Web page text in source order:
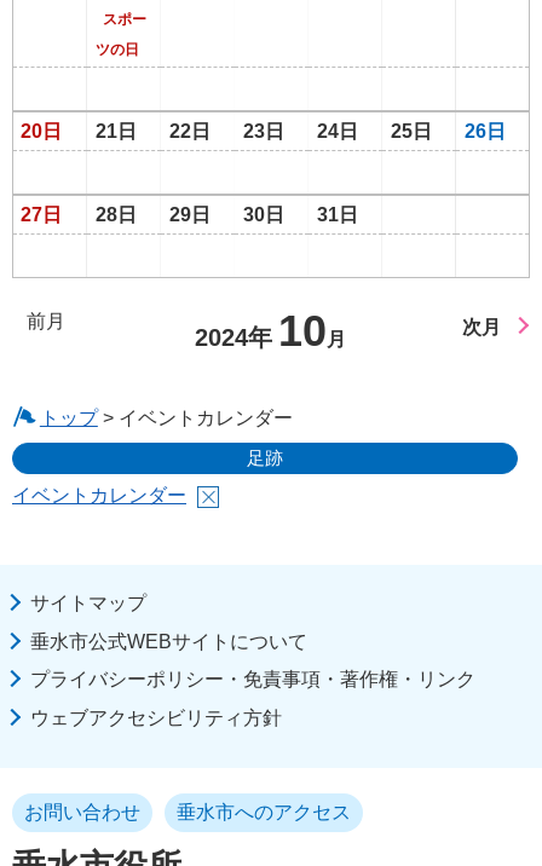
スポー
ツの日
20日 21日 22日 23日 24日 25日 26日
27日 28日 29日 30日 31日
前月
2024年 10 月
次月
トップ> イベントカレンダー
足跡
イベントカレンダー
サイトマップ
垂水市公式WEBサイトについて
プライバシーポリシー・免責事項・著作権・リンク
ウェブアクセシビリティ方針
お問い合わせ 垂水市へのアクセス